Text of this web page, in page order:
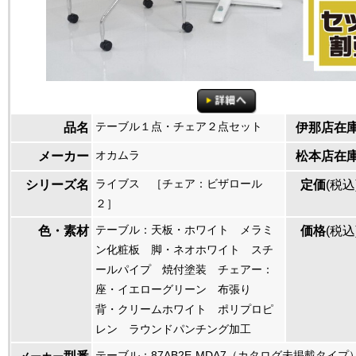
品名 テーブル１点・チェア２点セット 伊那店在
メーカー オカムラ 松本店在
シリーズ名
ライブス ［チェア：ビザロール
２］
定価(税
色・素材 テーブル：天板・ホワイト メラミ
ン化粧板 脚・ネオホワイト スチ
ールパイプ 焼付塗装 チェアー：
座・イエローグリーン 布張り
背・クリームホワイト ポリプロピ
レン ラウンドパンチング加工
価格(税